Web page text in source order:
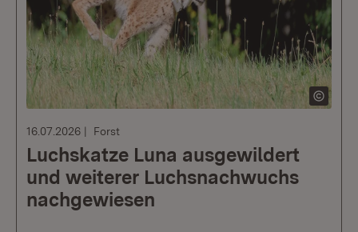
16.07.2026 Forst
Luchskatze Luna ausgewildert
und weiterer Luchsnachwuchs
nachgewiesen